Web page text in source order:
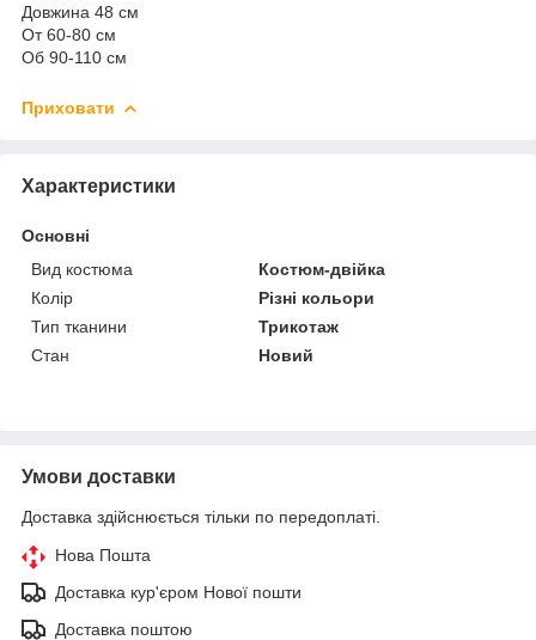
Довжина 48 см
От 60-80 см
Об 90-110 см
Приховати
Характеристики
Основні
Вид костюма
Костюм-двійка
Колір
Різні кольори
Тип тканини
Трикотаж
Стан
Новий
Умови доставки
Доставка здійснюється тільки по передоплаті.
Нова Пошта
Доставка кур'єром Нової пошти
Доставка поштою